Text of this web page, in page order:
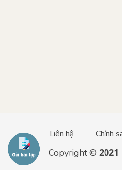
Liên hệ Chính
Copyright ©